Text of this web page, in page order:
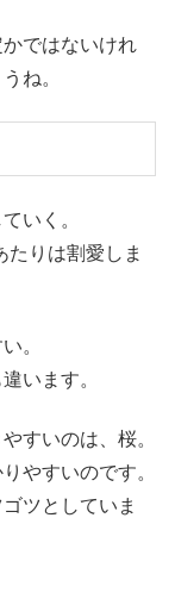
ではないけれ
ね。
いく。
たりは割愛しま
。
います。
すいのは、桜。
やすいのです。
ツとしていま